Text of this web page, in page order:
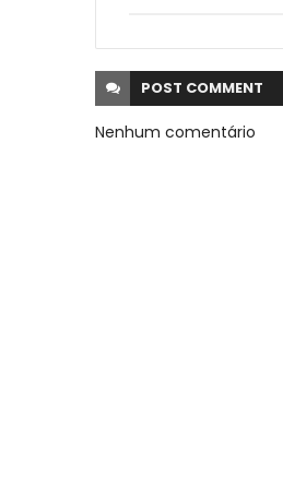
POST COMMENT
Nenhum comentário